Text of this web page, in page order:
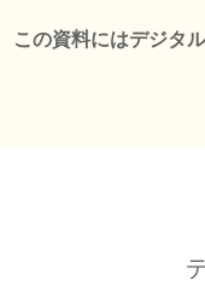
この資料にはデジタ